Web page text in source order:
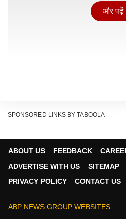
जबकि तीसरा झटका 6.25 मिनट
और पढ़ें
SPONSORED LINKS BY TABOOLA
ABOUT US FEEDBACK
ADVERTISE WITH US
SITEMAP
PRIVACY POLICY
CONTACT US
ABP NEWS GROUP WEBSITES